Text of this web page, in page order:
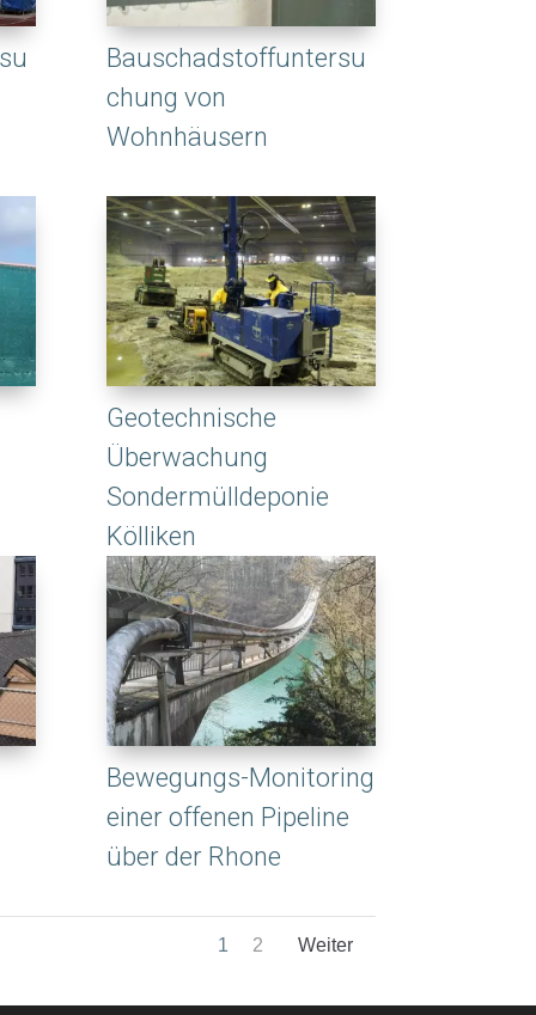
Bauschadstoffuntersu
chung von
Wohnhäusern
Geotechnische
Überwachung
Sondermülldeponie
Kölliken
Bewegungs-Monitoring
einer offenen Pipeline
über der Rhone
1 2